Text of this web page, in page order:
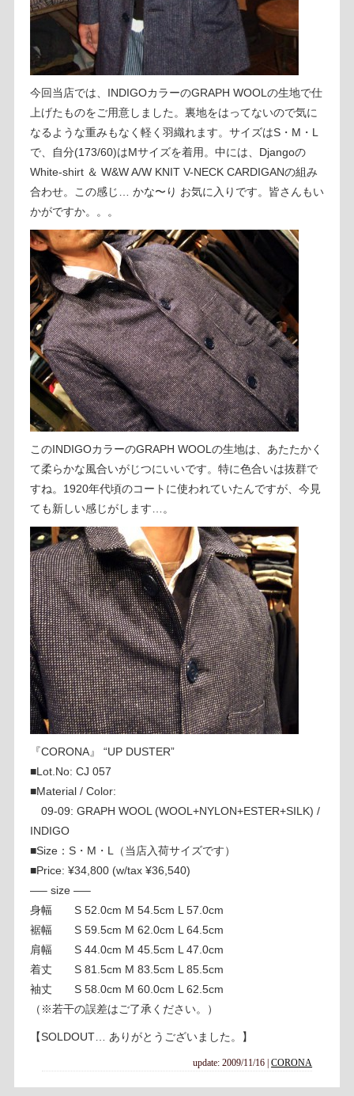
今回当店では、INDIGOカラーのGRAPH WOOLの生地で仕
上げたものをご用意しました。裏地をはってないので気に
なるような重みもなく軽く羽織れます。サイズはS・M・L
で、自分(173/60)はMサイズを着用。中には、Djangoの
White-shirt ＆ W&W A/W KNIT V-NECK CARDIGANの組み
合わせ。この感じ… かな〜り お気に入りです。皆さんもい
かがですか。。。
このINDIGOカラーのGRAPH WOOLの生地は、あたたかく
て柔らかな風合いがじつにいいです。特に色合いは抜群で
すね。1920年代頃のコートに使われていたんですが、今見
ても新しい感じがします…。
『CORONA』 “UP DUSTER”
■Lot.No: CJ 057
■Material / Color:
09-09: GRAPH WOOL (WOOL+NYLON+ESTER+SILK) /
INDIGO
■Size：S・M・L（当店入荷サイズです）
■Price: ¥34,800 (w/tax ¥36,540)
—– size —–
身幅 S 52.0cm M 54.5cm L 57.0cm
裾幅 S 59.5cm M 62.0cm L 64.5cm
肩幅 S 44.0cm M 45.5cm L 47.0cm
着丈 S 81.5cm M 83.5cm L 85.5cm
袖丈 S 58.0cm M 60.0cm L 62.5cm
（※若干の誤差はご了承ください。）
【SOLDOUT… ありがとうございました。】
update: 2009/11/16 |CORONA